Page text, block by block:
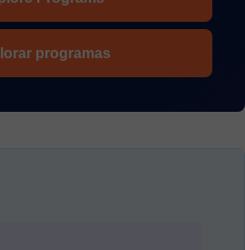
programas